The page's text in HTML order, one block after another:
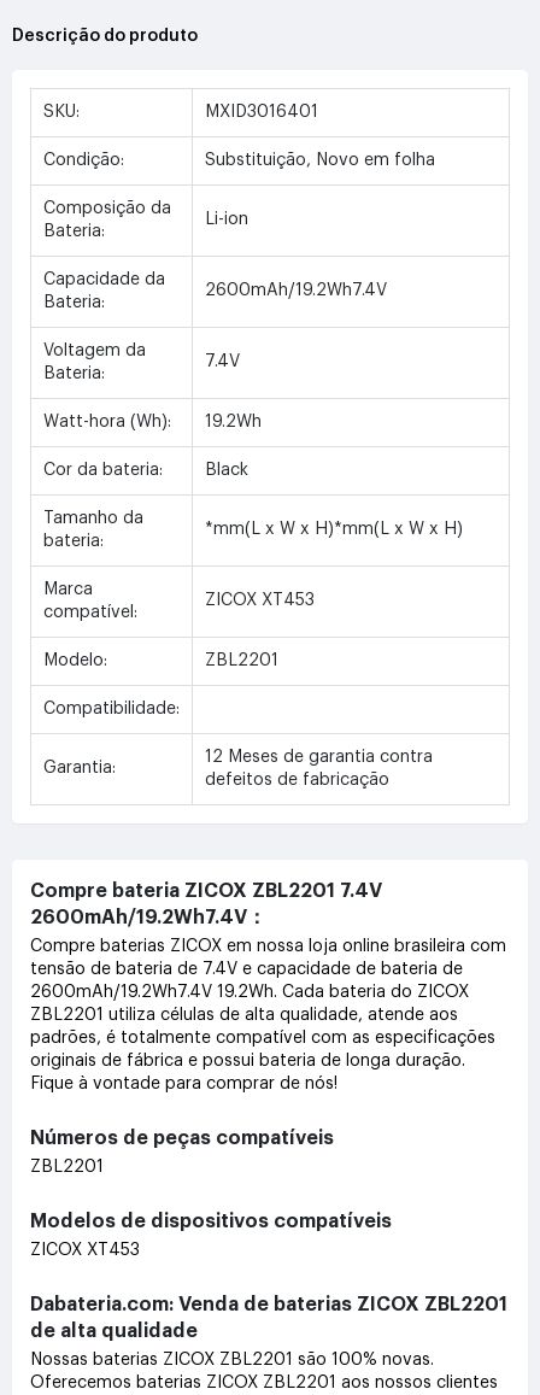
Descrição do produto
SKU: MXID3016401
Condição: Substituição, Novo em folha
Composição da
Bateria:
Li-ion
Capacidade da
Bateria:
2600mAh/19.2Wh7.4V
Voltagem da
Bateria:
7.4V
Watt-hora (Wh): 19.2Wh
Cor da bateria: Black
Tamanho da
bateria:
*mm(L x W x H)*mm(L x W x H)
Marca
compatível:
ZICOX XT453
Modelo: ZBL2201
Compatibilidade:
Garantia:
12 Meses de garantia contra
defeitos de fabricação
Compre bateria ZICOX ZBL2201 7.4V
2600mAh/19.2Wh7.4V：
Compre baterias ZICOX em nossa loja online brasileira com
tensão de bateria de 7.4V e capacidade de bateria de
2600mAh/19.2Wh7.4V 19.2Wh. Cada bateria do ZICOX
ZBL2201 utiliza células de alta qualidade, atende aos
padrões, é totalmente compatível com as especificações
originais de fábrica e possui bateria de longa duração.
Fique à vontade para comprar de nós!
Números de peças compatíveis
ZBL2201
Modelos de dispositivos compatíveis
ZICOX XT453
Dabateria.com: Venda de baterias ZICOX ZBL2201
de alta qualidade
Nossas baterias ZICOX ZBL2201 são 100% novas.
Oferecemos baterias ZICOX ZBL2201 aos nossos clientes